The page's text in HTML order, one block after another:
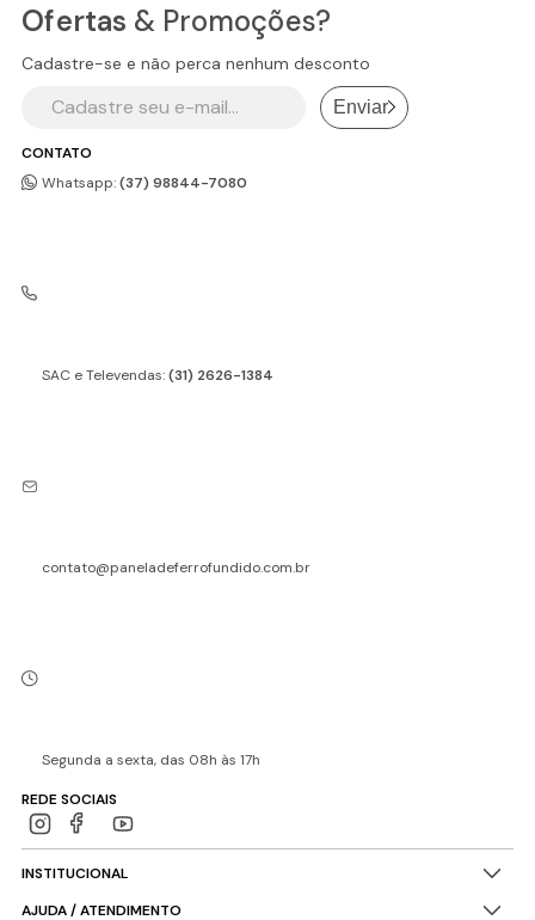
CONTATO
Whatsapp:(37) 98844-7080
SAC e Televendas:(31) 2626-1384
contato@paneladeferrofundido.com.br
Segunda a sexta, das 08h às 17h
REDE SOCIAIS
INSTITUCIONAL
AJUDA / ATENDIMENTO
Ofertas & Promoções?
Cadastre-se e não perca nenhum desconto
Enviar